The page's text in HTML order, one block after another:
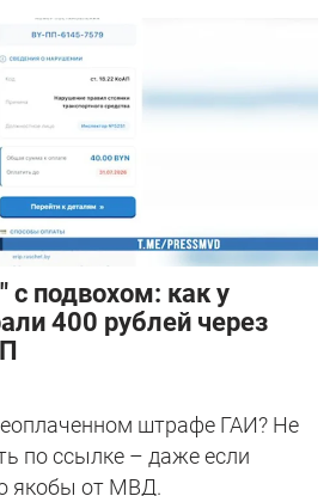
подвохом: как у
400 рублей через
штрафе ГАИ? Не
по ссылке – даже если
якобы от МВД.